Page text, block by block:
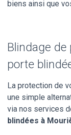
biens ainsi que
Blindage
porte
La protection de
une simple
via nos services
blindées à